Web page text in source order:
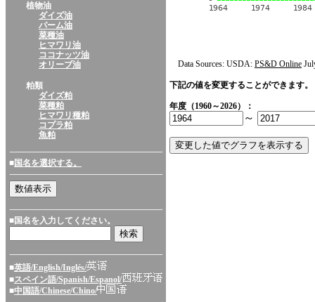
植物油
ダイズ油
パーム油
菜種油
ヒマワリ油
ココナッツ油
オリーブ油
粕類
ダイズ粕
菜種粕
ヒマワリ種粕
コプラ粕
魚粕
■国名を選択する。
■国名を入力してください。
■英語/English/Inglés/
■スペイン語/Spanish/Espanol/
■中国語/Chinese/Chino/
Data Sources: USDA: PS&D Online
下記の値を変更することができます。
年度（1960～2026）：
～